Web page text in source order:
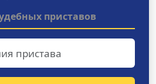
приставов